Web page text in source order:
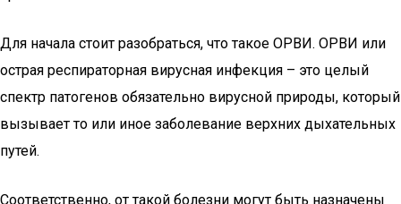
Для начала стоит разобраться, что такое ОРВИ. ОРВИ или
острая респираторная вирусная инфекция – это целый
спектр патогенов обязательно вирусной природы, который
вызывает то или иное заболевание верхних дыхательных
путей.
Соответственно, от такой болезни могут быть назначены